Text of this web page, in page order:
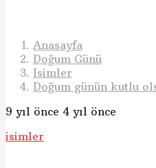
Anasayfa
Doğum Günü
Isimler
Doğum günün kutlu
9 yıl önce 4 yıl önce
isimler